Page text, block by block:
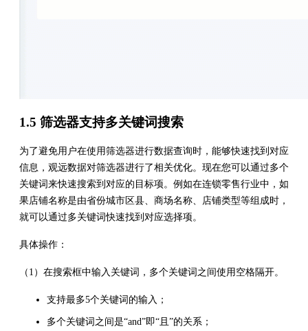
1.5 筛选器支持多关键词搜索
为了避免用户在使用筛选器进行数据查询时，能够快速找到对应
信息，观远数据对筛选器进行了相关优化。现在您可以通过多个
关键词来快速搜索到对应的目标项。例如在连锁零售行业中，如
果店铺名称是由省份城市区县、商场名称、店铺类型等组成时，
就可以通过多关键词快速找到对应选择项。
具体操作：
（1）在搜索框中输入关键词，多个关键词之间使用空格隔开。
支持最多5个关键词的输入；
多个关键词之间是“and”即“且”的关系；